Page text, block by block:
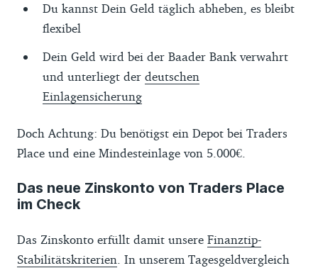
Du kannst Dein Geld täglich abheben, es bleibt
flexibel
Dein Geld wird bei der Baader Bank verwahrt
und unterliegt der deutschen
Einlagensicherung
Doch Achtung: Du benötigst ein Depot bei Traders
Place und eine Mindesteinlage von 5.000€.
Das neue Zinskonto von Traders Place
im Check
Das Zinskonto erfüllt damit unsere Finanztip-
Stabilitätskriterien. In unserem Tagesgeldvergleich